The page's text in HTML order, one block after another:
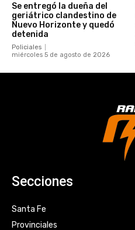
Se entregó la dueña del
geriátrico clandestino de
Nuevo Horizonte y quedó
detenida
Policiales
miércoles 5 de agosto de 2026
Secciones
Santa Fe
Provinciales